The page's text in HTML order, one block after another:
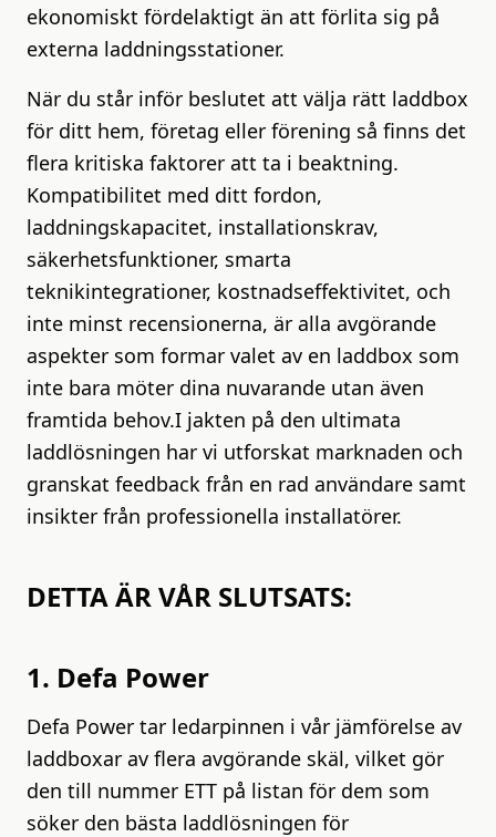
ekonomiskt fördelaktigt än att förlita sig på
externa laddningsstationer.
När du står inför beslutet att välja rätt laddbox
för ditt hem, företag eller förening så finns det
flera kritiska faktorer att ta i beaktning.
Kompatibilitet med ditt fordon,
laddningskapacitet, installationskrav,
säkerhetsfunktioner, smarta
teknikintegrationer, kostnadseffektivitet, och
inte minst recensionerna, är alla avgörande
aspekter som formar valet av en laddbox som
inte bara möter dina nuvarande utan även
framtida behov.I jakten på den ultimata
laddlösningen har vi utforskat marknaden och
granskat feedback från en rad användare samt
insikter från professionella installatörer.
DETTA ÄR VÅR SLUTSATS:
1. Defa Power
Defa Power tar ledarpinnen i vår jämförelse av
laddboxar av flera avgörande skäl, vilket gör
den till nummer ETT på listan för dem som
söker den bästa laddlösningen för